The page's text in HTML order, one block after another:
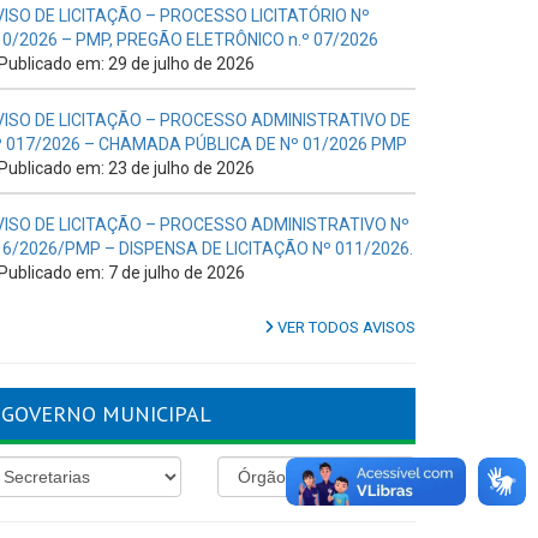
DE LICITAÇÃO – PROCESSO LICITATÓRIO Nº
2026 – PMP, PREGÃO ELETRÔNICO n.º 07/2026
Publicado em: 29 de julho de 2026
DE LICITAÇÃO – PROCESSO ADMINISTRATIVO DE
017/2026 – CHAMADA PÚBLICA DE Nº 01/2026 PMP
Publicado em: 23 de julho de 2026
DE LICITAÇÃO – PROCESSO ADMINISTRATIVO Nº
2026/PMP – DISPENSA DE LICITAÇÃO Nº 011/2026.
Publicado em: 7 de julho de 2026
VER TODOS AVISOS
GOVERNO MUNICIPAL